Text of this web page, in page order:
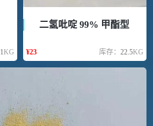
1KG
二氢吡啶 99% 甲酯型
¥23 库存：22.5KG